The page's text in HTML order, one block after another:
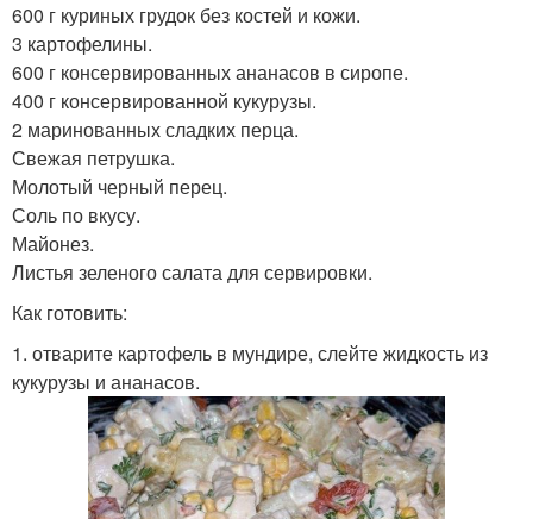
600 г куриных грудок без костей и кожи.
3 картофелины.
600 г консервированных ананасов в сиропе.
400 г консервированной кукурузы.
2 маринованных сладких перца.
Свежая петрушка.
Молотый черный перец.
Соль по вкусу.
Майонез.
Листья зеленого салата для сервировки.
Как готовить:
1. отварите картофель в мундире, слейте жидкость из
кукурузы и ананасов.